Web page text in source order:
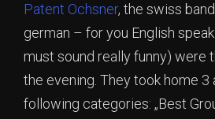
Patent Ochsner, the swiss
german – for you English
must sound really funny) were
the evening. They took home 3
following categories: „Best